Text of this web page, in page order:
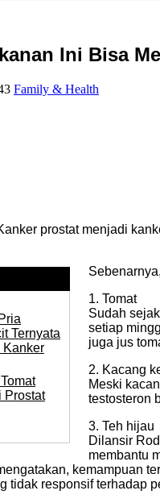
Ini Bisa
Family & Health
prostat menjadi
Ternyata
Kanker
Prostat
1. Tomat
Sudah
setiap
juga jus
2. Kacang
Meski
testosteron
3. Teh hijau
Dilansir
membantu
kemampuan
tidak responsif terhadap